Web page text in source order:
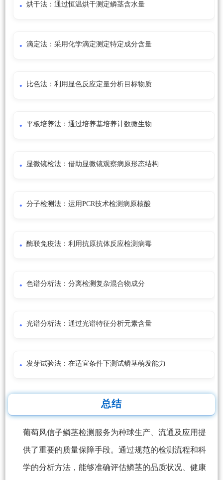
烘干法：通过恒温烘干测定鳞茎含水量
滴定法：采用化学滴定测定特定成分含量
比色法：利用显色反应定量分析目标物质
平板培养法：通过培养基培养计数微生物
显微镜检法：借助显微镜观察病原形态结构
分子检测法：运用PCR技术检测病原核酸
酶联免疫法：利用抗原抗体反应检测病毒
色谱分析法：分离检测复杂混合物成分
光谱分析法：通过光谱特征分析元素含量
发芽试验法：在适宜条件下测试鳞茎萌发能力
总结
葡萄风信子鳞茎检测服务为种球生产、流通及应用提
供了重要的质量保障手段。通过规范的检测流程和科
学的分析方法，能够准确评估鳞茎的品质状况、健康